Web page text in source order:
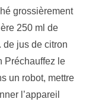
grossièrement
250 ml de
de jus de citron
Préchauffez le
un robot, mettre
l’appareil